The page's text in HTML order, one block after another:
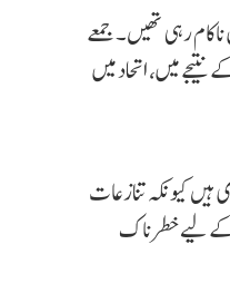
رہی تھیں۔ جمعے
میں، اتحاد میں
کیونکہ تنازعات
کے لیے خطرناک